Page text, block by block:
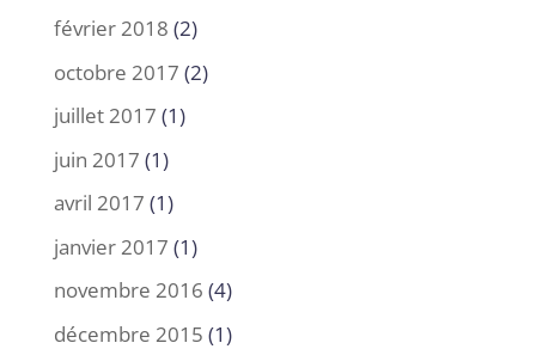
février 2018 (2)
octobre 2017 (2)
juillet 2017 (1)
juin 2017 (1)
avril 2017 (1)
janvier 2017 (1)
novembre 2016 (4)
décembre 2015 (1)